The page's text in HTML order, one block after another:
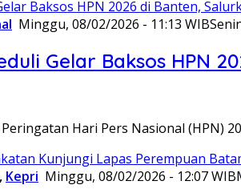
Minggu, 08/02/2026 - 11:13 WIB
Gelar Baksos HPN
Peringatan Hari Pers Nasional (HPN)
, Kepri Minggu, 08/02/2026 - 12:07 WIB